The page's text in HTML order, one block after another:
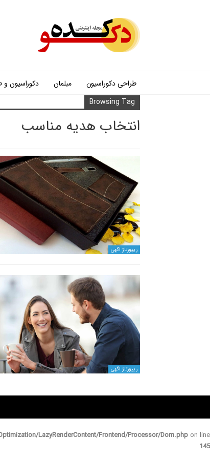
طراحی دکوراسیون مبلمان دکوراسیون و
Browsing Tag
انتخاب هدیه مناسب
ریپورتاژ اگهی
ریپورتاژ اگهی
LazyRenderContent/Frontend/Processor/Dom.php on line
145